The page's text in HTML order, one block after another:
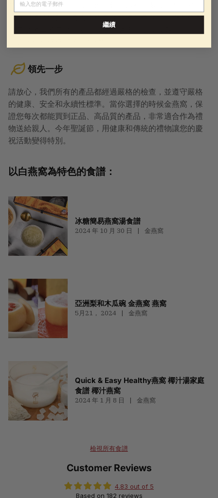
然產品富含必需胺基酸、鉀、鈣、鐵和許多其他有助於增
強身體的礦物質。透過消費金燕窩的白色燕窩，您不僅可
以享受奢華的享受，還可以促進健康，使其成為這個節日
領先一步
請放心，我們所有的產品都經過嚴格的檢查，並遵守嚴格
的健康、安全和永續性標準。當你選擇的時候金燕窩，保
證您每次都能買到正品、高品質的產品，非常適合作為禮
物送給親人。今年聖誕節，用健康和傳統的禮物讓您的慶
祝活動變得特別。
以白燕窩為特色的食譜：
冰糖簡易燕窩湯食譜
2024 年 10 月 30 日 金燕窩
亞洲梨和木瓜碗 金燕窩 燕窩
5月21， 2024 金燕窩
Quick & Easy Healthy燕窩 椰汁湯家庭
食譜 椰汁燕窩
2024 年 1 月 8 日 金燕窩
檢視所有食譜
Customer Reviews
4.83 out of 5
Based on 182 reviews
繼續